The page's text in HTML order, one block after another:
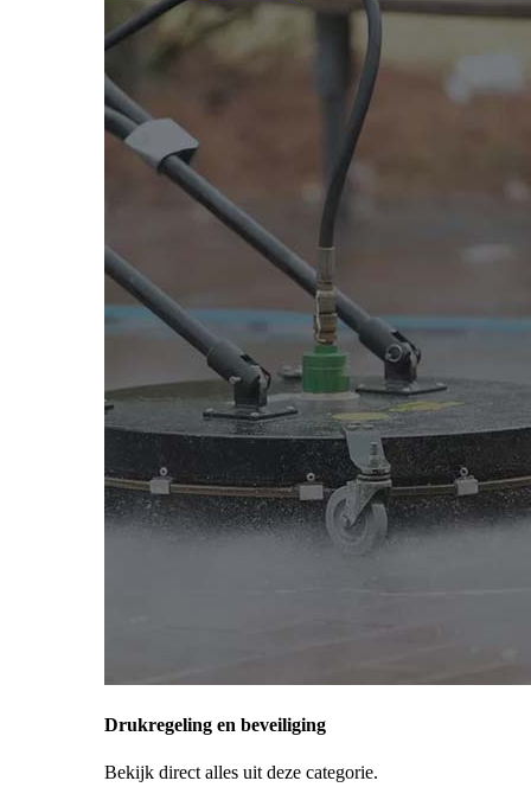
Drukregeling en beveiliging
Bekijk direct alles uit deze categorie.